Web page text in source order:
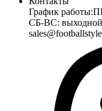
График работы:
СБ-ВС: выходной